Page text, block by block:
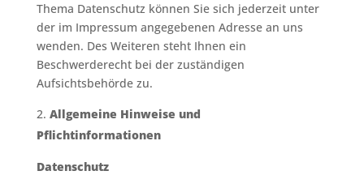
Thema Datenschutz können Sie sich jederzeit unter
der im Impressum angegebenen Adresse an uns
wenden. Des Weiteren steht Ihnen ein
Beschwerderecht bei der zuständigen
Aufsichtsbehörde zu.
Allgemeine Hinweise und
Pflichtinformationen
Datenschutz